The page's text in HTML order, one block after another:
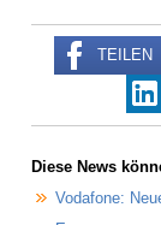
TEILEN
Diese News
Vodafone: